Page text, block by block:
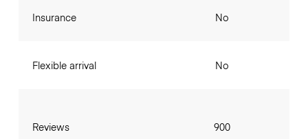
Insurance
Flexible arrival
Reviews
No
No
900